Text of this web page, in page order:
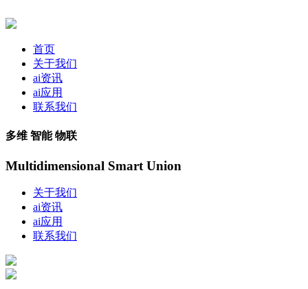
首页
关于我们
ai资讯
ai应用
联系我们
多维 智能 物联
Multidimensional Smart Union
关于我们
ai资讯
ai应用
联系我们